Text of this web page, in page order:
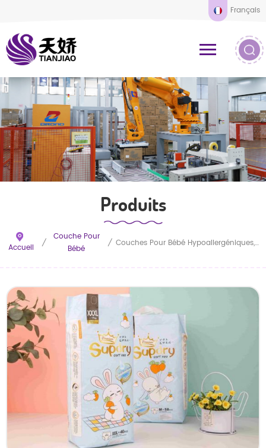
Français
Produits
Accueil /
Couche Pour
Bébé
/ Couches Pour Bébé Hypoallergéniques, Douces Et Respirantes, Jetables, Coupe Ample, Pour Peaux Sensibles